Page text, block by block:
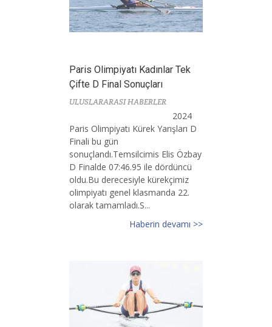
Paris Olimpiyatı Kadınlar Tek
Çifte D Final Sonuçları
ULUSLARARASI HABERLER
2024
Paris Olimpiyatı Kürek Yarışları D
Finali bu gün
sonuçlandı.Temsilcimis Elis Özbay
D Finalde 07:46.95 ile dördüncü
oldu.Bu derecesiyle kürekçimiz
olimpiyatı genel klasmanda 22.
olarak tamamladı.S...
Haberin devamı >>